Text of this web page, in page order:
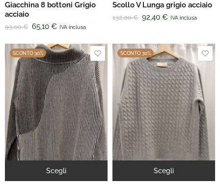
Giacchina 8 bottoni Grigio
acciaio
93,00€ 65,10 € IVA inclusa
Scollo V Lunga grigio acciaio
132,00€ 92,40 € IVA inclusa
SCONTO 30%
Scegli
SCONTO 30%
Scegli